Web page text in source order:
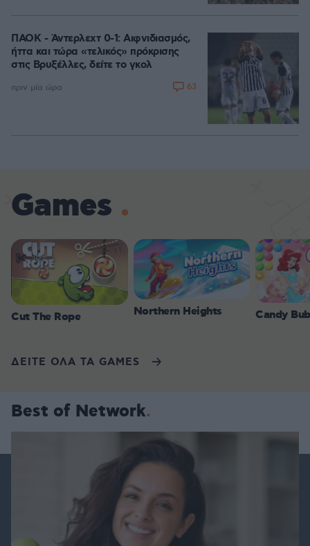
ΠΑΟΚ - Άντερλεχτ 0-1: Αιφνιδιασμός,
ήττα και τώρα «τελικός» πρόκρισης
στις Βρυξέλλες, δείτε το γκολ
πριν μία ώρα 63
Games
Cut The Rope Northern Heights Candy
ΔΕΙΤΕ ΟΛΑ ΤΑ GAMES
Best of Network